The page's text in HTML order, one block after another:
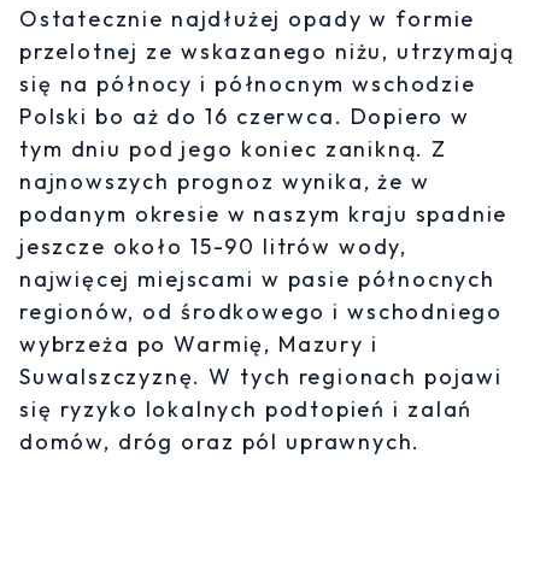
Ostatecznie najdłużej opady w formie
przelotnej ze wskazanego niżu, utrzymają
się na północy i północnym wschodzie
Polski bo aż do 16 czerwca. Dopiero w
tym dniu pod jego koniec zanikną. Z
najnowszych prognoz wynika, że w
podanym okresie w naszym kraju spadnie
jeszcze około 15-90 litrów wody,
najwięcej miejscami w pasie północnych
regionów, od środkowego i wschodniego
wybrzeża po Warmię, Mazury i
Suwalszczyznę. W tych regionach pojawi
się ryzyko lokalnych podtopień i zalań
domów, dróg oraz pól uprawnych.